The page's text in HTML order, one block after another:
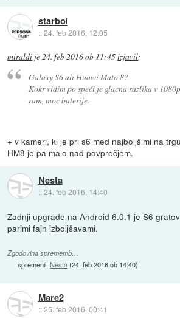
starboi
::24. feb 2016, 12:05
miraldi je24. feb 2016 ob 11:45izjavil:
Galaxy S6 ali Huawi Mato 8?
Kokr vidim po speči je glacna razlika v
ram, moc baterije.
+ v kameri, ki je pri s6 med najboljšimi na
HM8 je pa malo nad povprečjem.
Nesta
::24. feb 2016, 14:40
Zadnji upgrade na Android 6.0.1 je S6
parimi fajn izboljšavami.
Zgodovina sprememb…
spremenil:Nesta(24. feb 2016 ob 14:40)
Mare2
::25. feb 2016, 00:41